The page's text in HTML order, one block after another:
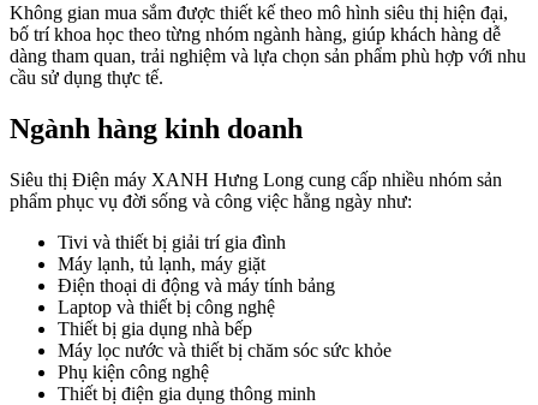
Không gian mua sắm được thiết kế theo mô hình siêu thị hiện đại,
bố trí khoa học theo từng nhóm ngành hàng, giúp khách hàng dễ
dàng tham quan, trải nghiệm và lựa chọn sản phẩm phù hợp với nhu
cầu sử dụng thực tế.
Ngành hàng kinh doanh
Siêu thị Điện máy XANH Hưng Long cung cấp nhiều nhóm sản
phẩm phục vụ đời sống và công việc hằng ngày như:
Tivi và thiết bị giải trí gia đình
Máy lạnh, tủ lạnh, máy giặt
Điện thoại di động và máy tính bảng
Laptop và thiết bị công nghệ
Thiết bị gia dụng nhà bếp
Máy lọc nước và thiết bị chăm sóc sức khỏe
Phụ kiện công nghệ
Thiết bị điện gia dụng thông minh